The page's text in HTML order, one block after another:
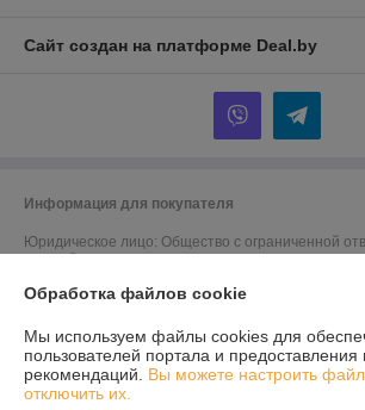
Сайт создан на платформе Deal.by
Информация для покупателя
Юридическое лицо: Общество с ограниченной
сервис"
кабинет 3-1-31
Регистрационный номер ЕГР: 691756477
УНП: 691756477
Обработка файлов cookie
Мы используем файлы cookies для
пользователей портала и
рекомендаций. Вы можете настроить
отключить их.